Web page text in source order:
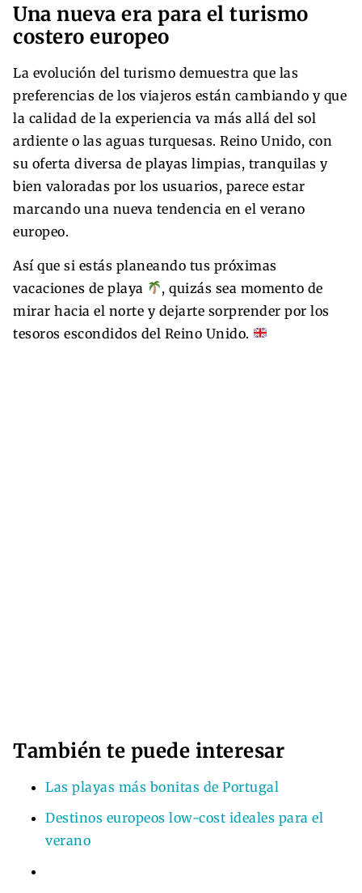
Una nueva era para el turismo
costero europeo
La evolución del turismo demuestra que las
preferencias de los viajeros están cambiando y que
la calidad de la experiencia va más allá del sol
ardiente o las aguas turquesas. Reino Unido, con
su oferta diversa de playas limpias, tranquilas y
bien valoradas por los usuarios, parece estar
marcando una nueva tendencia en el verano
europeo.
Así que si estás planeando tus próximas
vacaciones de playa
, quizás sea momento de
mirar hacia el norte y dejarte sorprender por los
tesoros escondidos del Reino Unido.
También te puede interesar
Las playas más bonitas de Portugal
Destinos europeos low-cost ideales para el
verano